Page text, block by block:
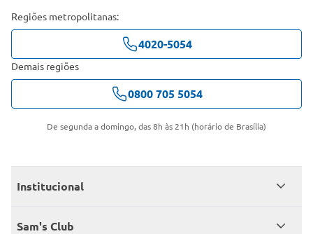
Regiões metropolitanas:
4020-5054
Demais regiões
0800 705 5054
De segunda a domingo, das 8h às 21h (horário de Brasília)
Institucional
Quem somos
Sam's Club